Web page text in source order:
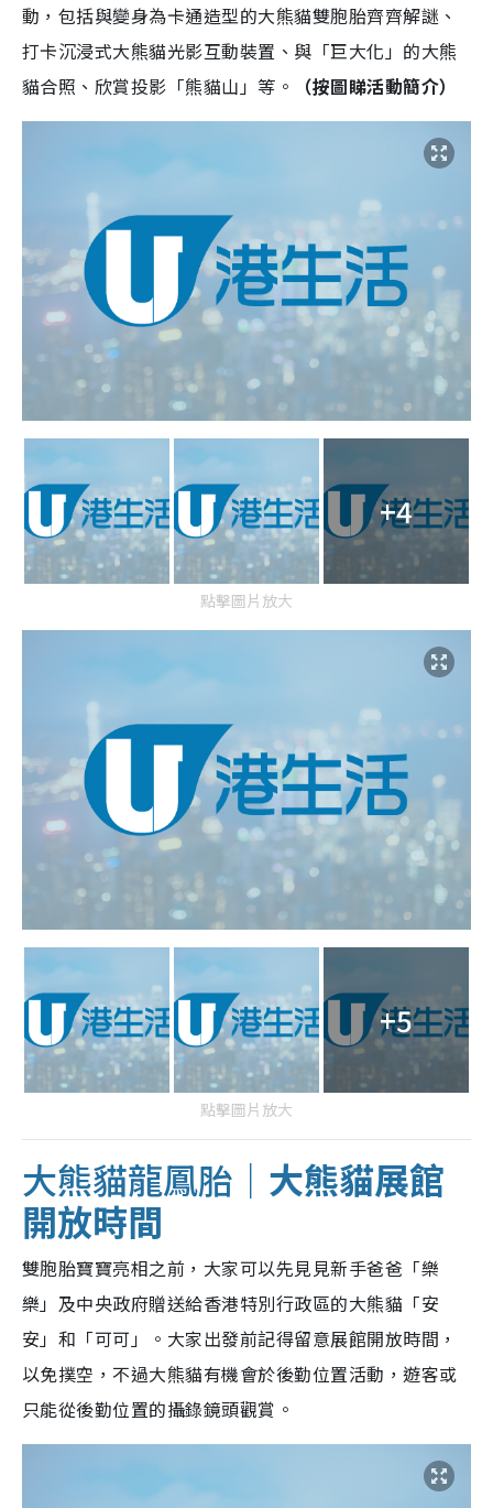
動，包括與變身為卡通造型的大熊貓雙胞胎齊齊解謎、
打卡沉浸式大熊貓光影互動裝置、與「巨大化」的大熊
貓合照、欣賞投影「熊貓山」等。
（按圖睇活動簡介）
+4
點擊圖片放大
+5
點擊圖片放大
大熊貓龍鳳胎｜ 大熊貓展館
開放時間
雙胞胎寶寶亮相之前，大家可以先見見新手爸爸「樂
樂」及中央政府贈送給香港特別行政區的大熊貓「安
安」和「可可」。大家出發前記得留意展館開放時間，
以免撲空，不過大熊貓有機會於後勤位置活動，遊客或
只能從後勤位置的攝錄鏡頭觀賞。